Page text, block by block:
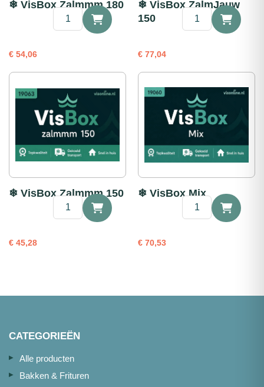
❄ VisBox Zalmmm 180
€ 54,06
VisBox
❄ VisBox ZalmJauw
150
€ 77,04
VisBox
ZalmJauw
❄ VisBox Zalmmm 150
€ 45,28
VisBox
❄ VisBox Mix
€ 70,53
VisBox
CATEGORIEËN
Alle producten
Bakken & Frituren